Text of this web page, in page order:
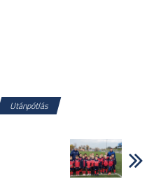
Utánpótlás